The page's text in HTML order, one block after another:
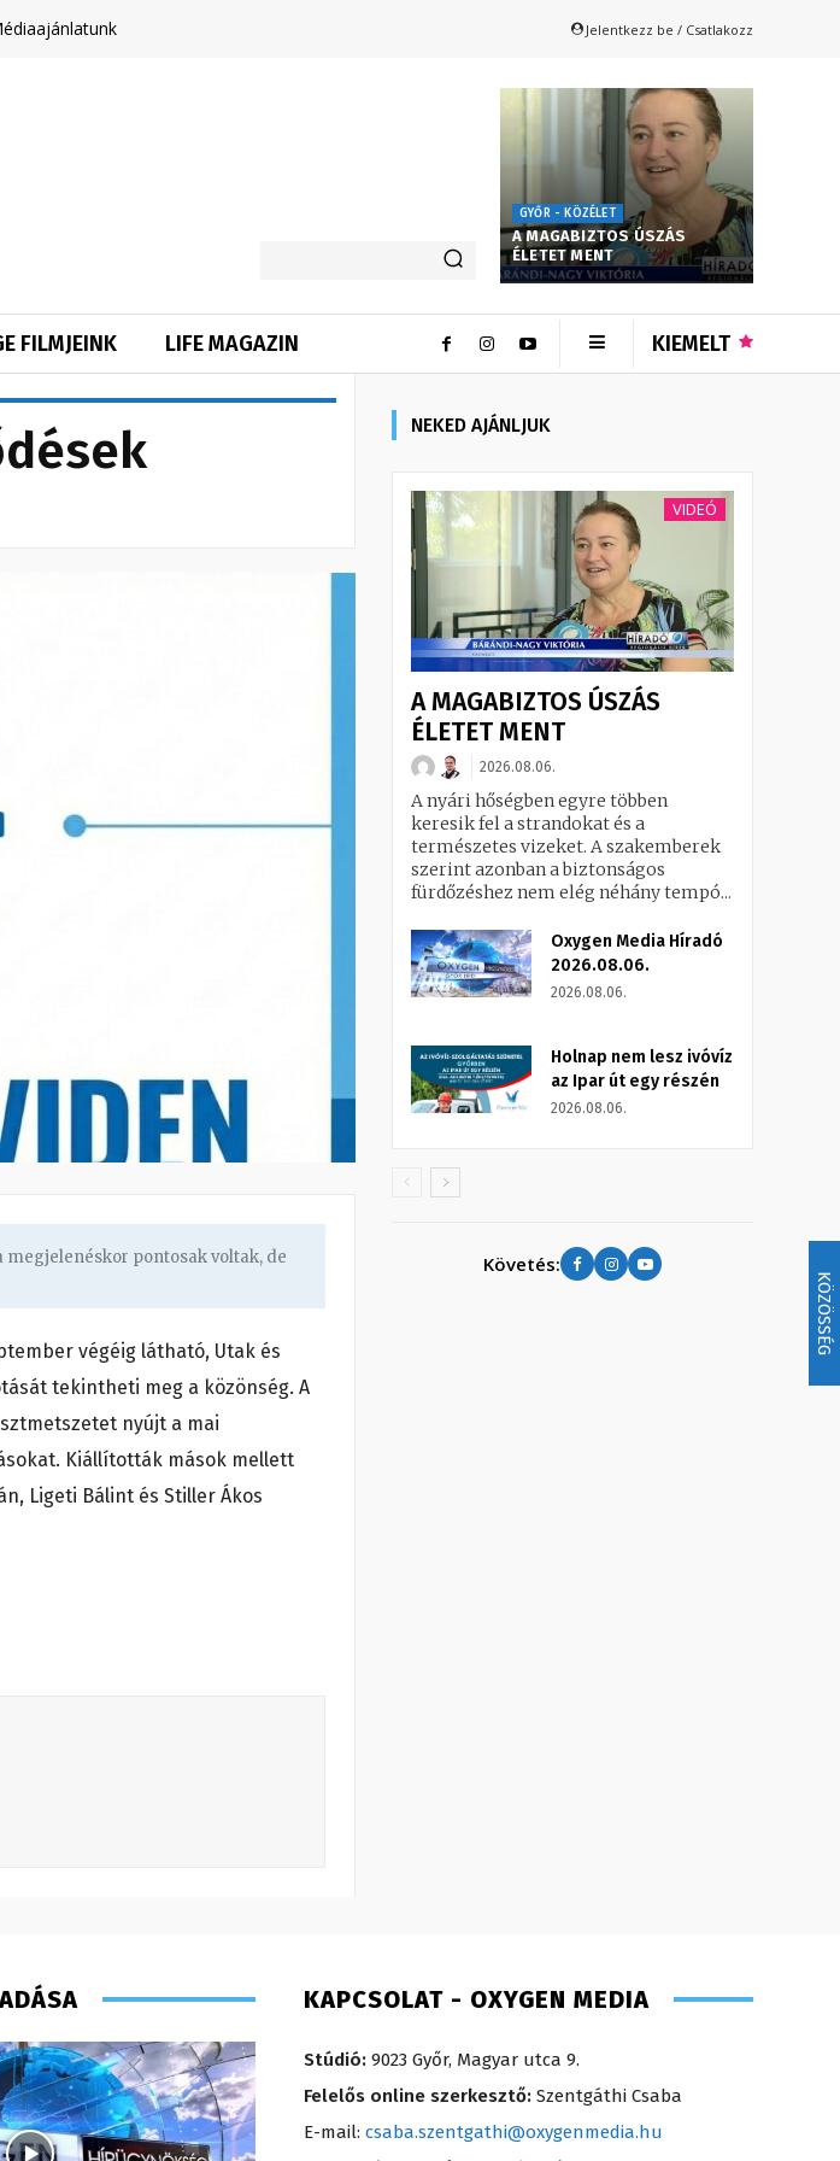
KÖZÖSSÉG
Jelentkezz be / Csatlakozz
GYŐR - KÖZÉLET
A MAGABIZTOS ÚSZÁS
ÉLETET MENT
FILMJEINK LIFE MAGAZIN KIEMELT
megjelenéskor pontosak voltak, de
végéig látható, Utak és
tekintheti meg a közönség. A
nyújt a mai
Kiállították mások mellett
Ligeti Bálint és Stiller Ákos
NEKED AJÁNLJUK
VIDEÓ
A MAGABIZTOS ÚSZÁS
ÉLETET MENT
2026.08.06.
A nyári hőségben egyre többen
keresik fel a strandokat és a
természetes vizeket. A szakemberek
szerint azonban a biztonságos
fürdőzéshez nem elég néhány tempó...
Oxygen Media Híradó
2026.08.06.
2026.08.06.
Holnap nem lesz ivóvíz
az Ipar út egy részén
2026.08.06.
Követés:
KAPCSOLAT - OXYGEN MEDIA
Stúdió: 9023 Győr, Magyar utca 9.
Felelős online szerkesztő: Szentgáthi Csaba
E-mail: csaba.szentgathi@oxygenmedia.hu